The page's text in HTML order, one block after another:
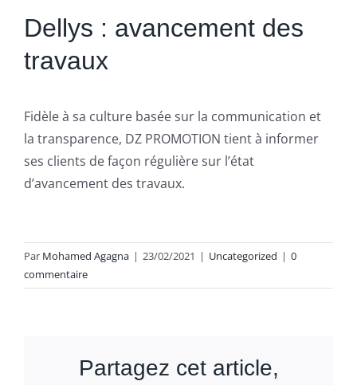
Dellys : avancement des
travaux
Fidèle à sa culture basée sur la communication et
la transparence, DZ PROMOTION tient à informer
ses clients de façon régulière sur l’état
d’avancement des travaux.
Par Mohamed Agagna | 23/02/2021 | Uncategorized | 0
commentaire
Partagez cet article,